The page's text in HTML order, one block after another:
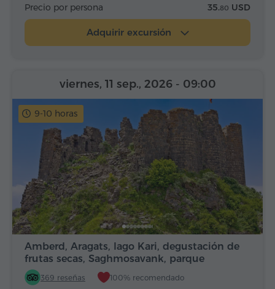
Precio por persona 35.80 USD
Adquirir excursión
9-10 horas
Amberd, Aragats, lago Kari, degustación de
frutas secas, Saghmosavank, parque
Alfabeto
369 reseñas 100% recomendado
viernes, 11 sep., 2026 - 09:00